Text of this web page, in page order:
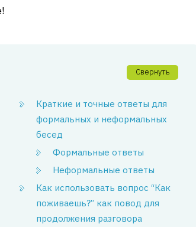
Свернуть
Краткие и точные ответы для
формальных и неформальных
бесед
Формальные ответы
Неформальные ответы
Как использовать вопрос “Как
поживаешь?” как повод для
продолжения разговора